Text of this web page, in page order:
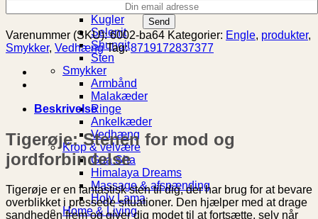
Krystalsten Turkis
Kugler
Selenit
Shungit
Sten
Smykker
Armbånd
Malakæder
Ringe
Ankelkæder
Vedhæng
Krop & velvære
Gua Sha
Himalaya Dreams
Massage & afspænding
Holy Lama
Home & Living
Varenummer (SKU):6002-ba64 Kategorier: Engle, produkter,
Smykker, Vedhæng Tag:8719172837377
Beskrivelse
Tigerøje: Stenen for mod og
jordforbindelse
Tigerøje er en fantastisk sten til dig, der har brug for at bevare
overblikket i pressede situationer. Den hjælper med at drage
sandheden frem og giver dig modet til at fortsætte, selv når